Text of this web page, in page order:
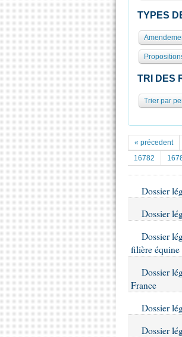
TYPES
TRI DES
Trier par
« précedent
16782
Dossier
Dossier
Dossier
filière
Dossier
France
Dossier
Dossier